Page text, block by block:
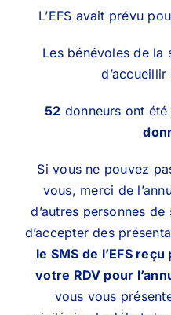
L’EFS avait prévu
Les bénévoles de la
d’accueillir
52 donneurs ont
Si vous ne pouvez
vous, merci de
d’autres personnes
d’accepter des
le SMS de l’EFS
votre RDV pour
vous vous